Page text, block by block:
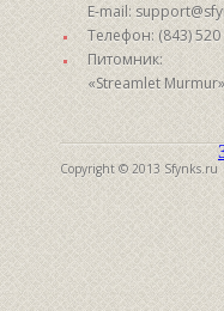
E-mail:
Телефон: (843) 520
Питомник:
«Streamlet Murmur»
Copyright © 2013 Sfynks.ru